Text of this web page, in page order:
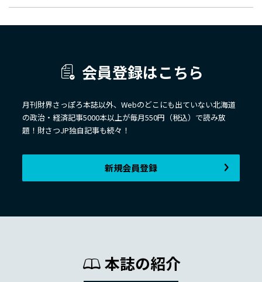
会員登録はこちら
月刊財界さっぽろ本誌以外、Webのどこにも出ていない北海道
の政治・経済記事5000本以上が毎月550円（税込）で読み放
題！財さつJP独自記事も続々！
新規会員登録
本誌の紹介